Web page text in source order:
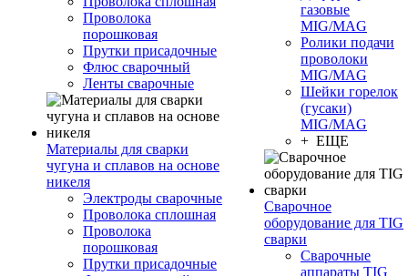
Проволока
порошковая
Прутки присадочные
Флюс сварочный
Ленты сварочные
Материалы для сварки
чугуна и сплавов на основе
никеля
Электроды сварочные
Проволока сплошная
Проволока
порошковая
Прутки присадочные
газовые
MIG/MAG
Ролики подачи
проволоки
MIG/MAG
Шейки горелок
(гусаки)
MIG/MAG
+ ЕЩЕ
Сварочное
оборудование для TIG
сварки
Сварочные
аппараты TIG